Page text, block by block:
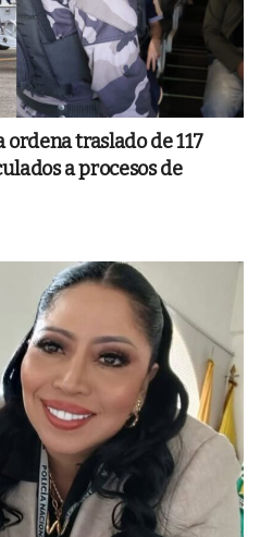
traslado de 117
a procesos de